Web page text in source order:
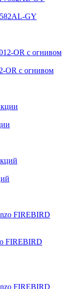
GY
OR с огнивом
FIREBIRD